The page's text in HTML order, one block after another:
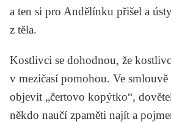
a ten si pro Andělínku přišel a
z těla.
Kostlivci se dohodnou, že
v mezičasí pomohou. Ve
objevit „čertovo kopýtko“,
někdo naučí zpaměti najít a